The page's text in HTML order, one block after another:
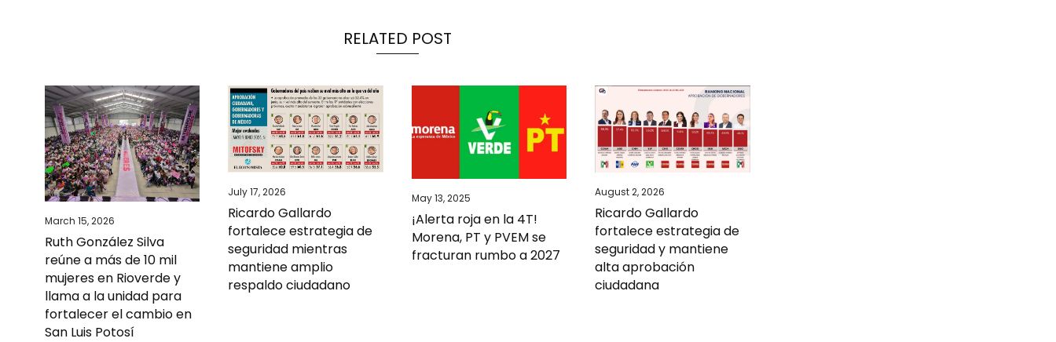
RELATED POST
March 15, 2026
Ruth González Silva
reúne a más de 10 mil
mujeres en Rioverde y
llama a la unidad para
fortalecer el cambio en
San Luis Potosí
July 17, 2026
Ricardo Gallardo
fortalece estrategia de
seguridad mientras
mantiene amplio
respaldo ciudadano
May 13, 2025
¡Alerta roja en la 4T!
Morena, PT y PVEM se
fracturan rumbo a 2027
August 2, 2026
Ricardo Gallardo
fortalece estrategia de
seguridad y mantiene
alta aprobación
ciudadana